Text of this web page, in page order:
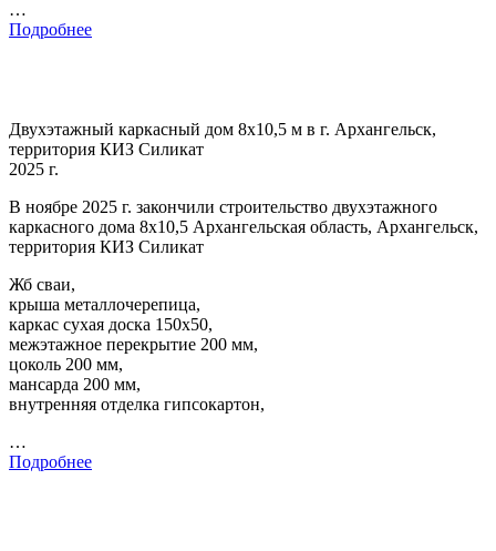
…
Подробнее
Двухэтажный каркасный дом 8х10,5 м в г. Архангельск,
территория КИЗ Силикат
2025 г.
В ноябре 2025 г. закончили строительство двухэтажного
каркасного дома 8х10,5 Архангельская область, Архангельск,
территория КИЗ Силикат
Жб сваи,
крыша металлочерепица,
каркас сухая доска 150х50,
межэтажное перекрытие 200 мм,
цоколь 200 мм,
мансарда 200 мм,
внутренняя отделка гипсокартон,
…
Подробнее